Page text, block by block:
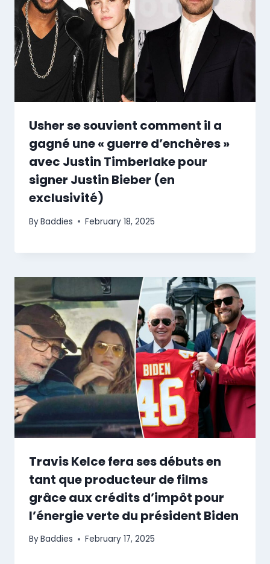
Usher se souvient comment il a
gagné une « guerre d’enchères »
avec Justin Timberlake pour
signer Justin Bieber (en
exclusivité)
ByBaddies February 18, 2025
Travis Kelce fera ses débuts en
tant que producteur de films
grâce aux crédits d’impôt pour
l’énergie verte du président Biden
ByBaddies February 17, 2025